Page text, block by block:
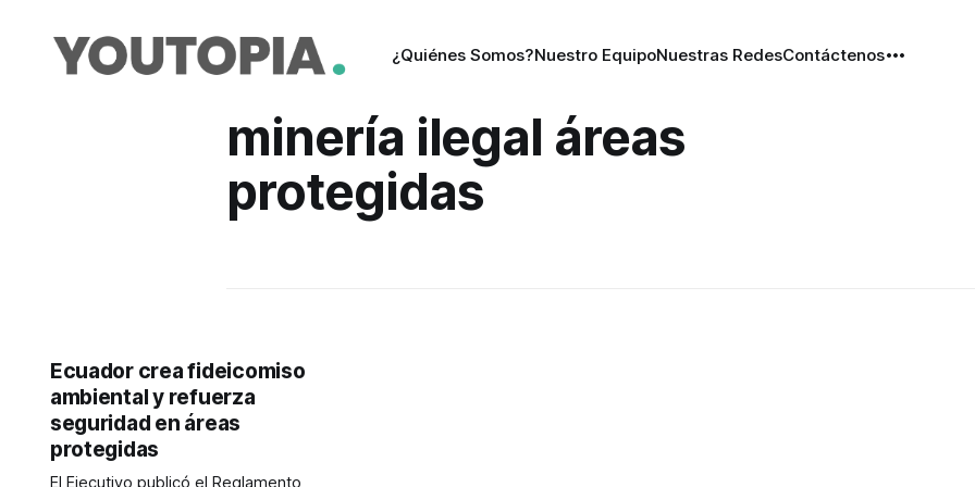
¿Quiénes Somos?Nuestro EquipoNuestras RedesContáctenos
minería ilegal áreas
protegidas
Ecuador crea fideicomiso
ambiental y refuerza
seguridad en áreas
protegidas
El Ejecutivo publicó el Reglamento